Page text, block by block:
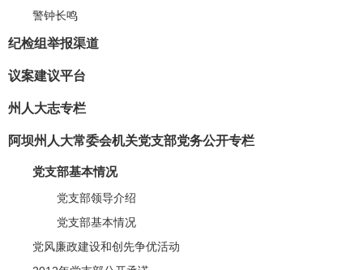
警钟长鸣
纪检组举报渠道
议案建议平台
州人大志专栏
阿坝州人大常委会机关党支部党务公开专栏
党支部基本情况
党支部领导介绍
党支部基本情况
党风廉政建设和创先争优活动